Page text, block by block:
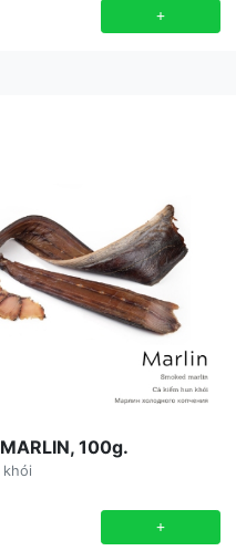
+
100g.
khói
+